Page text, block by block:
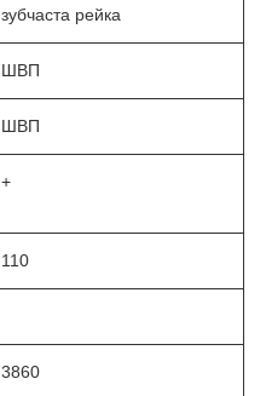
зубчаста рейка
ШВП
ШВП
+
110
3860